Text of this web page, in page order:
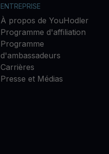
ENTREPRISE
À propos de YouHodler
Programme d'affiliation
Programme
d'ambassadeurs
Carrières
Presse et Médias